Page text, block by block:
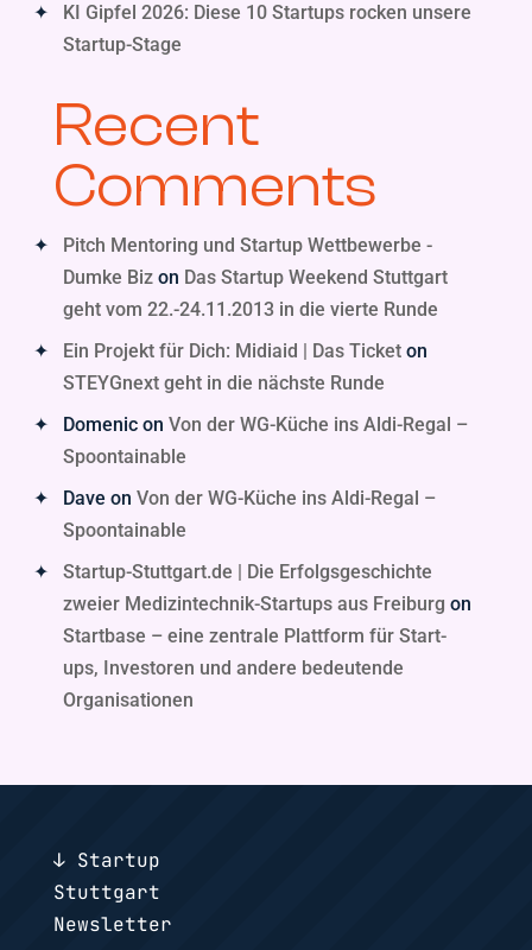
KI Gipfel 2026: Diese 10 Startups rocken unsere
Startup-Stage
Recent
Comments
Pitch Mentoring und Startup Wettbewerbe -
Dumke Bizon Das Startup Weekend Stuttgart
geht vom 22.-24.11.2013 in die vierte Runde
Ein Projekt für Dich: Midiaid | Das Ticketon
STEYGnext geht in die nächste Runde
Domenicon Von der WG-Küche ins Aldi-Regal –
Spoontainable
Dave on Von der WG-Küche ins Aldi-Regal –
Spoontainable
Startup-Stuttgart.de | Die Erfolgsgeschichte
zweier Medizintechnik-Startups aus Freiburg on
Startbase – eine zentrale Plattform für Start-
ups, Investoren und andere bedeutende
Organisationen
↓ Startup
Stuttgart
Newsletter